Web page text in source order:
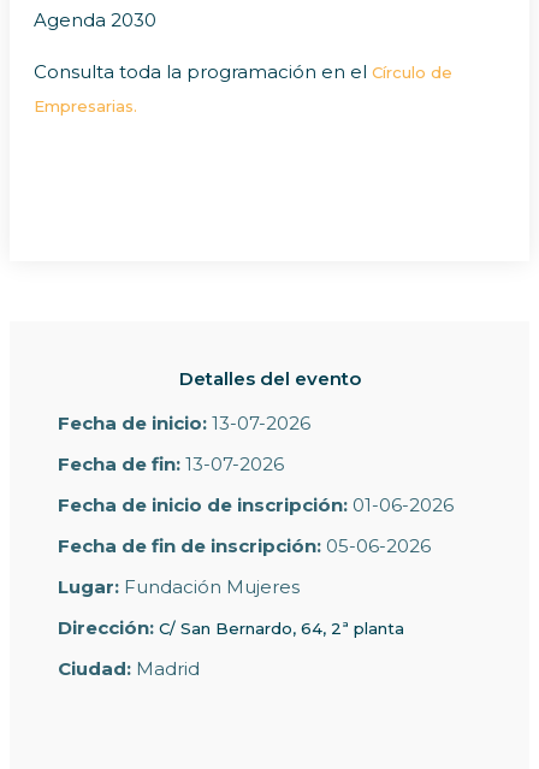
Agenda 2030
Consulta toda la programación en el Círculo de
Empresarias.
Detalles del evento
Fecha de inicio: 13-07-2026
Fecha de fin: 13-07-2026
Fecha de inicio de inscripción: 01-06-2026
Fecha de fin de inscripción: 05-06-2026
Lugar: Fundación Mujeres
Dirección: C/ San Bernardo, 64, 2ª planta
Ciudad: Madrid